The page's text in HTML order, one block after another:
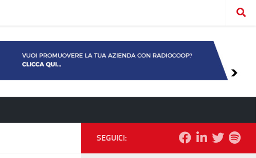
SEGUICI: